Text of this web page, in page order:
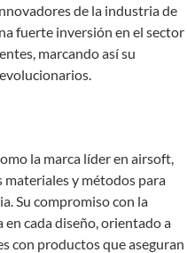
de la industria de
fuerte inversión en el sector
marcando así su
la marca líder en airsoft,
y métodos para
Su compromiso con la
en cada diseño, orientado a
con productos que aseguran